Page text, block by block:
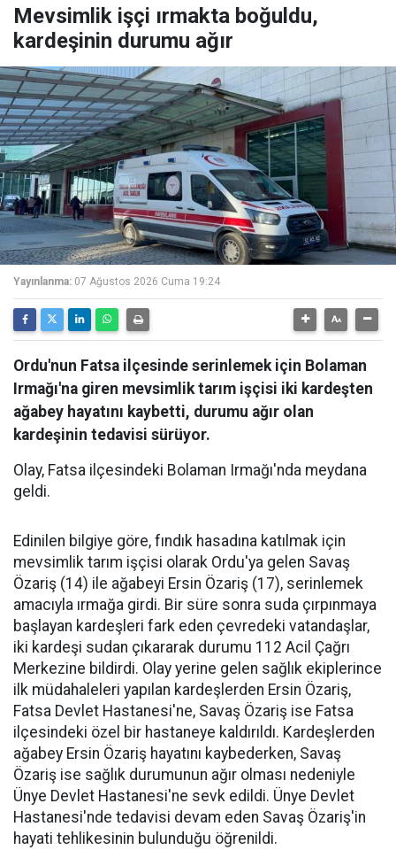
Mevsimlik işçi ırmakta boğuldu,
kardeşinin durumu ağır
Yayınlanma: 07 Ağustos 2026 Cuma 19:24
Ordu'nun Fatsa ilçesinde serinlemek için Bolaman
Irmağı'na giren mevsimlik tarım işçisi iki kardeşten
ağabey hayatını kaybetti, durumu ağır olan
kardeşinin tedavisi sürüyor.
Olay, Fatsa ilçesindeki Bolaman Irmağı'nda meydana
geldi.
Edinilen bilgiye göre, fındık hasadına katılmak için
mevsimlik tarım işçisi olarak Ordu'ya gelen Savaş
Özariş (14) ile ağabeyi Ersin Özariş (17), serinlemek
amacıyla ırmağa girdi. Bir süre sonra suda çırpınmaya
başlayan kardeşleri fark eden çevredeki vatandaşlar,
iki kardeşi sudan çıkararak durumu 112 Acil Çağrı
Merkezine bildirdi. Olay yerine gelen sağlık ekiplerince
ilk müdahaleleri yapılan kardeşlerden Ersin Özariş,
Fatsa Devlet Hastanesi'ne, Savaş Özariş ise Fatsa
ilçesindeki özel bir hastaneye kaldırıldı. Kardeşlerden
ağabey Ersin Özariş hayatını kaybederken, Savaş
Özariş ise sağlık durumunun ağır olması nedeniyle
Ünye Devlet Hastanesi'ne sevk edildi. Ünye Devlet
Hastanesi'nde tedavisi devam eden Savaş Özariş'in
hayati tehlikesinin bulunduğu öğrenildi.